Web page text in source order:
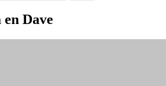
Dave